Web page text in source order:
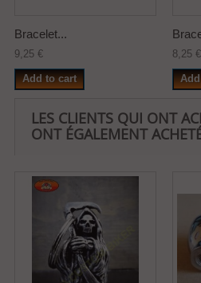
Bracelet...
9,25 €
Add to cart
8,25 €
LES CLIENTS QUI ONT
ONT ÉGALEMENT